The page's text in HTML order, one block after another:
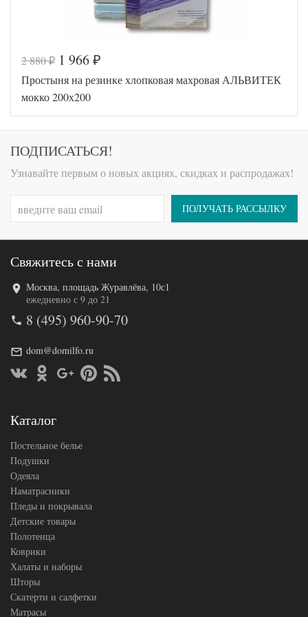
Код товара
546-710
Артикул
AL200092
5577975
Махра
простыни
200х200
резинке)
Производитель
(Россия)
Код товара
546-735
Артикул
5578019
Размер
простыни
(на
резинке)
2 880₽ 1 966 ₽
Простыня на резинке хлопковая махровая АЛЬВИТЕК
мокко 200х200
ПОДПИСАТЬСЯ!
Узнавайте первым о новых акциях, скидках и распродажах!
ПОЛУЧАТЬ РАССЫЛКУ
Свяжитесь с нами
Москва, площадь Журавлёва, 10с1
ежедневно с 9 до 21
8 (495) 960-90-70
dom@domilfo.ru
Каталог
Постельное белье
Подушки
Одеяла
Наматрасники
Пледы и покрывала
Детские товары
Полотенца
Коврики
Халаты и наборы
Шторы
Скатерти и салфетки
Матрасы